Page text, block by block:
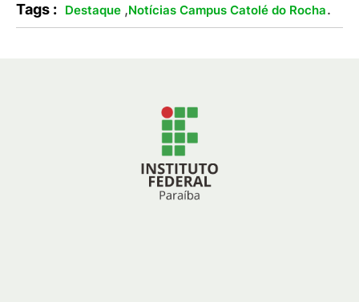
Tags : Destaque ,Notícias Campus Catolé do Rocha.